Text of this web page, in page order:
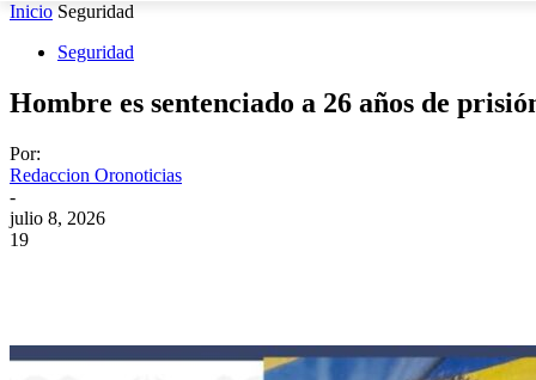
Inicio Seguridad
Seguridad
Hombre es sentenciado a 26 años de
Por:
Redaccion Oronoticias
-
julio 8, 2026
19